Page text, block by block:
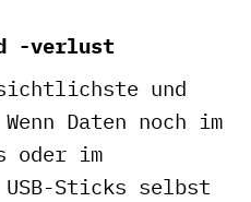
-verlust
und
Daten noch im
oder im
Sticks selbst